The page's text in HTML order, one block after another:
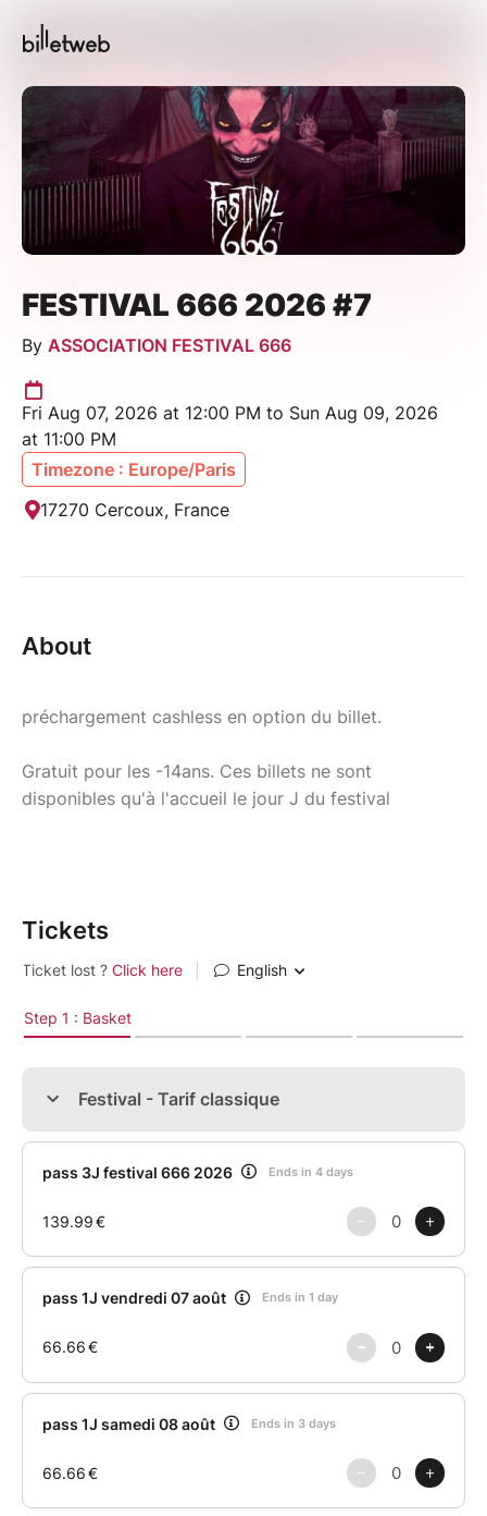
FESTIVAL 666 2026 #7
By ASSOCIATION FESTIVAL 666
Fri Aug 07, 2026 at 12:00 PM to Sun Aug 09, 2026
at 11:00 PM
Timezone : Europe/Paris
17270 Cercoux, France
About
préchargement cashless en option du billet.
Gratuit pour les -14ans. Ces billets ne sont
disponibles qu'à l'accueil le jour J du festival
Tickets